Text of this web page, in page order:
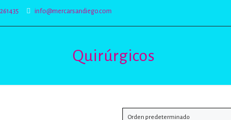
info@mercarsandiego.com
Quirúrgicos